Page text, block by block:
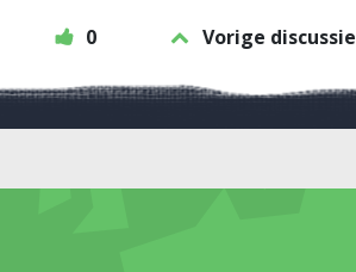
0 Vorige discussie